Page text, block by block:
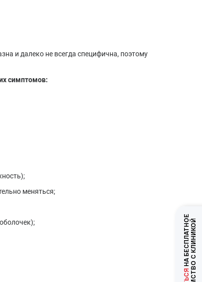
и далеко не всегда специфична, поэтому
симптомов:
меняться;
НА БЕСПЛАТНОЕЗНАКОМСТВО С КЛИНИКОЙ